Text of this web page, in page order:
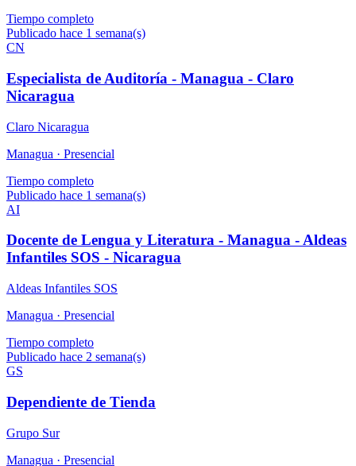
Tiempo completo
Publicado hace 1 semana(s)
CN
Especialista de Auditoría - Managua - Claro
Nicaragua
Claro Nicaragua
Managua · Presencial
Tiempo completo
Publicado hace 1 semana(s)
AI
Docente de Lengua y Literatura - Managua - Aldeas
Infantiles SOS - Nicaragua
Aldeas Infantiles SOS
Managua · Presencial
Tiempo completo
Publicado hace 2 semana(s)
GS
Dependiente de Tienda
Grupo Sur
Managua · Presencial